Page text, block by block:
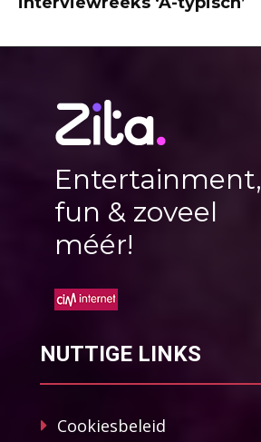
Entertainment,
fun & zoveel
méér!
NUTTIGE LINKS
Cookiesbeleid